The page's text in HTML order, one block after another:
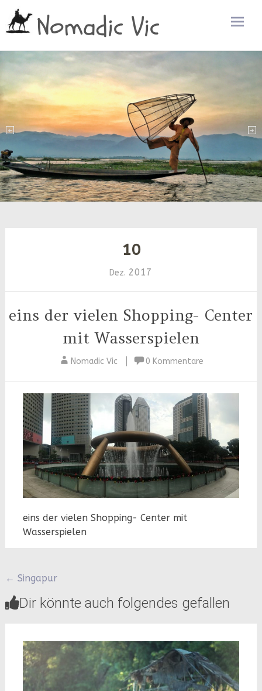
Nomadic Vic
10
Dez. 2017
eins der vielen Shopping- Center
mit Wasserspielen
Nomadic Vic 0 Kommentare
eins der vielen Shopping- Center mit
Wasserspielen
Beitragsnavigation
← Singapur
Dir könnte auch folgendes gefallen